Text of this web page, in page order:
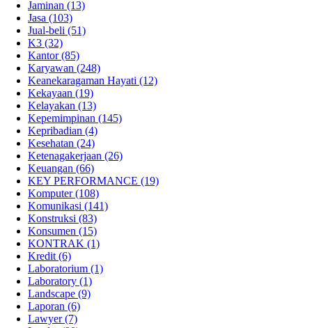
Jaminan (13)
Jasa (103)
Jual-beli (51)
K3 (32)
Kantor(85)
Karyawan (248)
Keanekaragaman Hayati (12)
Kekayaan (19)
Kelayakan (13)
Kepemimpinan (145)
Kepribadian (4)
Kesehatan (24)
Ketenagakerjaan (26)
Keuangan (66)
KEY PERFORMANCE (19)
Komputer(108)
Komunikasi (141)
Konstruksi (83)
Konsumen (15)
KONTRAK (1)
Kredit(6)
Laboratorium (1)
Laboratory (1)
Landscape (9)
Laporan (6)
Lawyer(7)